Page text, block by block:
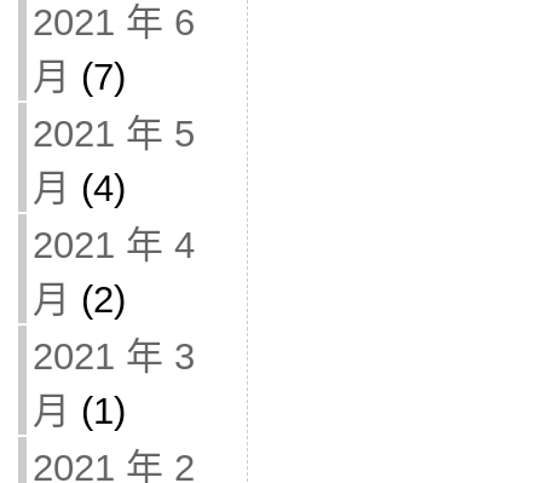
2021 年 6
月 (7)
2021 年 5
月 (4)
2021 年 4
月 (2)
2021 年 3
月 (1)
2021 年 2